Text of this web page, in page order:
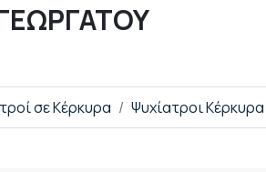
σε Κέρκυρα Ψυχίατροι Κέρκυρα